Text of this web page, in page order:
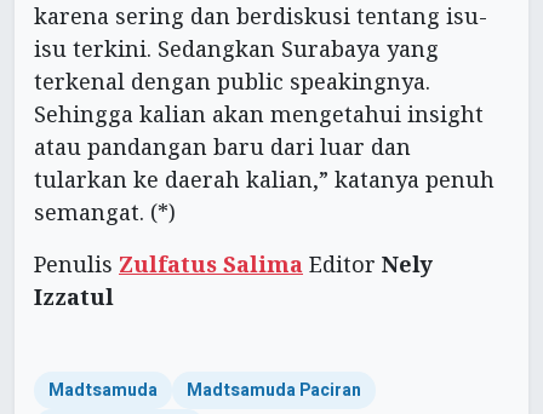
karena sering dan berdiskusi tentang isu-
isu terkini. Sedangkan Surabaya yang
terkenal dengan public speakingnya.
Sehingga kalian akan mengetahui insight
atau pandangan baru dari luar dan
tularkan ke daerah kalian,” katanya penuh
semangat. (*)
Penulis Zulfatus Salima Editor Nely
Izzatul
Madtsamuda
Madtsamuda Paciran